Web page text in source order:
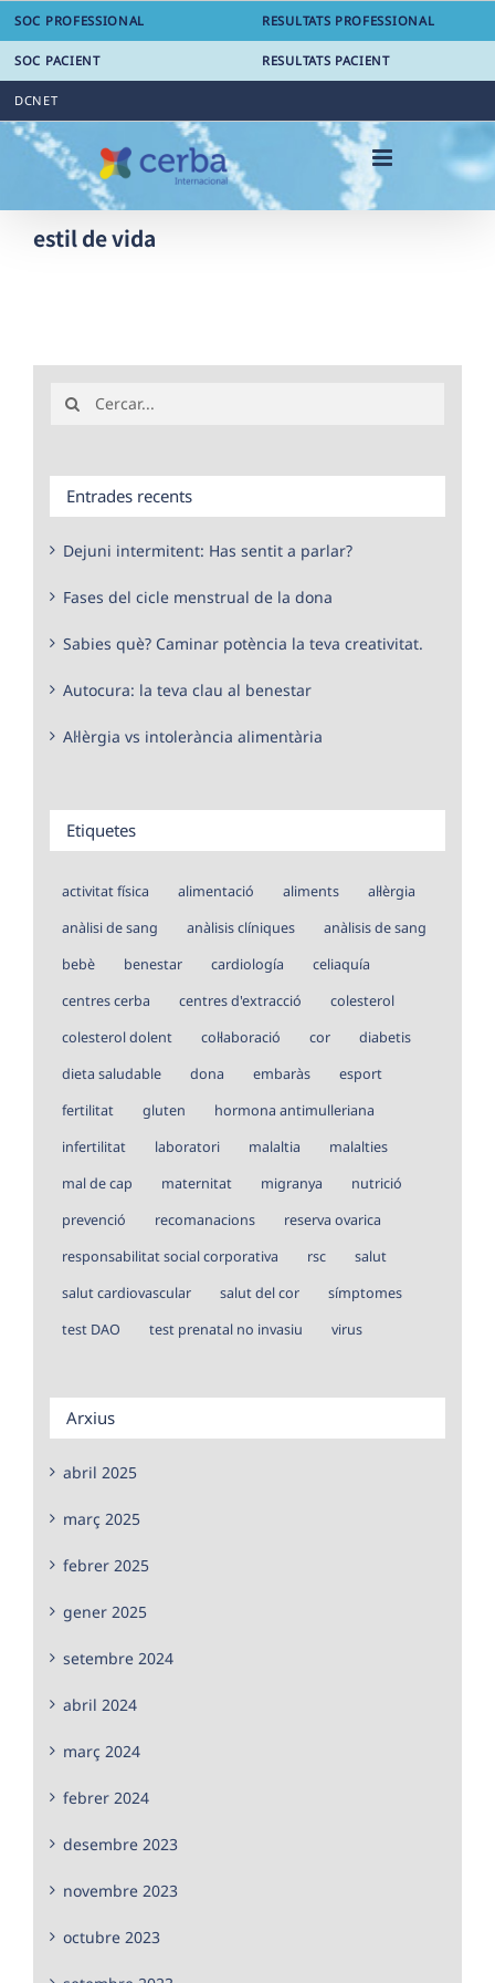
Skip
content
SOC PROFESSIONAL RESULTATS PROFESSIONAL
SOC PACIENT RESULTATS PACIENT
DCNET
estil de vida
for:
Entrades recents
Dejuni intermitent: Has sentit a parlar?
Fases del cicle menstrual de la dona
Sabies què? Caminar potència la teva creativitat.
Autocura: la teva clau al benestar
Al·lèrgia vs intolerància alimentària
Etiquetes
activitat física alimentació aliments
al·lèrgia
anàlisi de sang
anàlisis clíniques
anàlisis de sang
bebè
benestar cardiología
celiaquía
centres cerba
centres d'extracció
colesterol
colesterol dolent
col·laboració cor
diabetis
dieta saludable
dona embaràs
esport
fertilitat
gluten
hormona antimulleriana
infertilitat
laboratori malaltia
malalties
mal de cap
maternitat migranya
nutrició
prevenció
recomanacions
reserva ovarica
responsabilitat social corporativa
rsc
salut
salut cardiovascular
salut del cor
símptomes
test DAO
test prenatal no invasiu virus
Arxius
abril 2025
març 2025
febrer 2025
gener 2025
setembre 2024
abril 2024
març 2024
febrer 2024
desembre 2023
novembre 2023
octubre 2023